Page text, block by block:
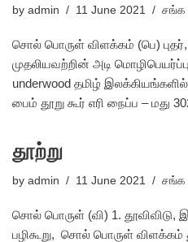
by admin 11 June 2021 சங்க
சொல் பொருள் விளக்கம் (பெ) புதர்,
முதலியவற்றின் அடி
underwood தமிழ்
பைம் தூறு கூர் எரி நைப்ப – மது
தூற்று
by admin 11 June 2021 சங்க
சொல் பொருள் (வி) 1. தூவிவிடு,
பழிகூறு, சொல் பொருள் விளக்கம்